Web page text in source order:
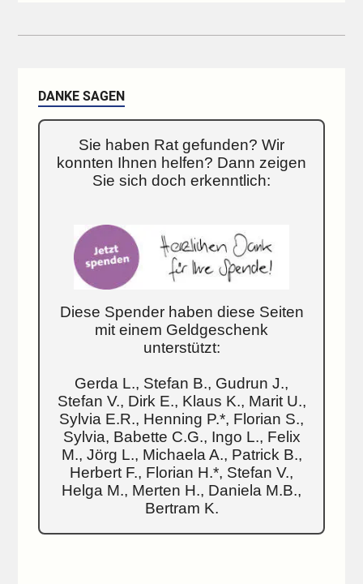
DANKE SAGEN
Sie haben Rat gefunden? Wir
konnten Ihnen helfen? Dann zeigen
Sie sich doch erkenntlich:
Diese Spender haben diese Seiten
mit einem Geldgeschenk
unterstützt:
Gerda L., Stefan B., Gudrun J.,
Stefan V., Dirk E., Klaus K., Marit U.,
Sylvia E.R., Henning P.*, Florian S.,
Sylvia, Babette C.G., Ingo L., Felix
M., Jörg L., Michaela A., Patrick B.,
Herbert F., Florian H.*, Stefan V.,
Helga M., Merten H., Daniela M.B.,
Bertram K.